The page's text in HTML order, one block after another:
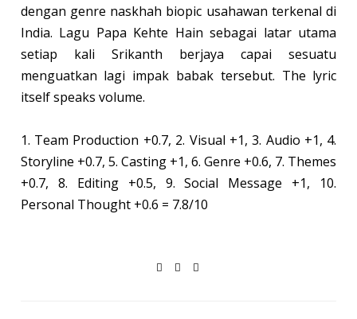
dengan genre naskhah biopic usahawan terkenal di
India. Lagu Papa Kehte Hain sebagai latar utama
setiap kali Srikanth berjaya capai sesuatu
menguatkan lagi impak babak tersebut. The lyric
itself speaks volume.
1. Team Production +0.7, 2. Visual +1, 3. Audio +1, 4.
Storyline +0.7, 5. Casting +1, 6. Genre +0.6, 7. Themes
+0.7, 8. Editing +0.5, 9. Social Message +1, 10.
Personal Thought +0.6 = 7.8/10